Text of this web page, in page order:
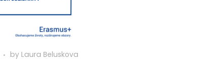
by Laura Beluskova